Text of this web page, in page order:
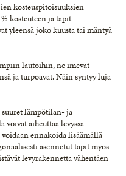
kosteuspitoisuuksien
kosteuteen ja tapit
yleensä joko kuusta tai mäntyä
lautoihin, ne imevät
ja turpoavat. Näin syntyy luja
lämpötilan- ja
voivat aiheuttaa levyssä
ennakoida lisäämällä
asennetut tapit myös
levyrakennetta vähentäen